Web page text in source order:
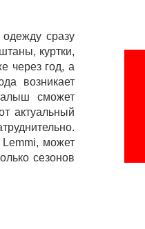
сразу
куртки,
через год, а
возникает
сможет
актуальный
может
сезонов
уникальным
несколько